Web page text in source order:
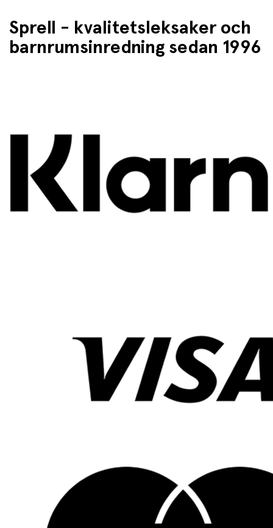
Sprell - kvalitetsleksaker och
barnrumsinredning sedan 1996